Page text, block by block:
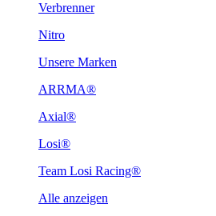
Verbrenner
Nitro
Unsere Marken
ARRMA®
Axial®
Losi®
Team Losi Racing®
Alle anzeigen